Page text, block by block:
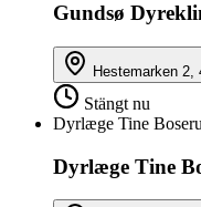
Gundsø
Hestemarken 2,
Stängt nu
Dyrlæge Tine
Dyrlæge Tine